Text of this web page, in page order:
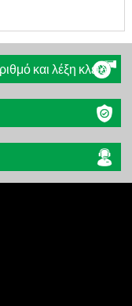
και λέξη κλειδί